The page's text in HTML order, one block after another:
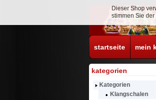
startseite mein
kategorien
Kategorien
Klangschalen
Dieser Shop
stimmen Sie